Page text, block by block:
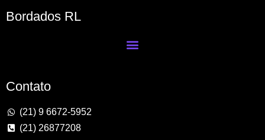
Bordados RL
Contato
(21) 9 6672-5952
(21) 26877208